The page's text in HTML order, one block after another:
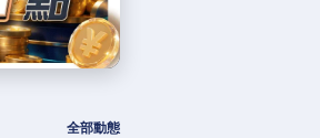
全部動態